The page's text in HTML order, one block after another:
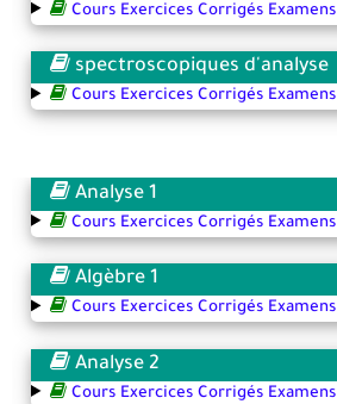
Cours Exercices Corrigés Examens
spectroscopiques d'analyse
Cours Exercices Corrigés Examens
Analyse 1
Cours Exercices Corrigés Examens
Algèbre 1
Cours Exercices Corrigés Examens
Analyse 2
Cours Exercices Corrigés Examens